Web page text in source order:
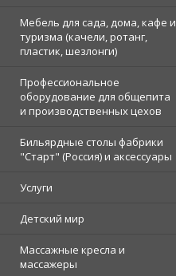
Мебель для сада, дома, кафе и
туризма (качели, ротанг,
пластик, шезлонги)
Профессиональное
оборудование для общепита
и производственных цехов
Бильярдные столы фабрики
"Cтарт" (Россия) и аксессуары
Услуги
Детский мир
Массажные кресла и
массажеры